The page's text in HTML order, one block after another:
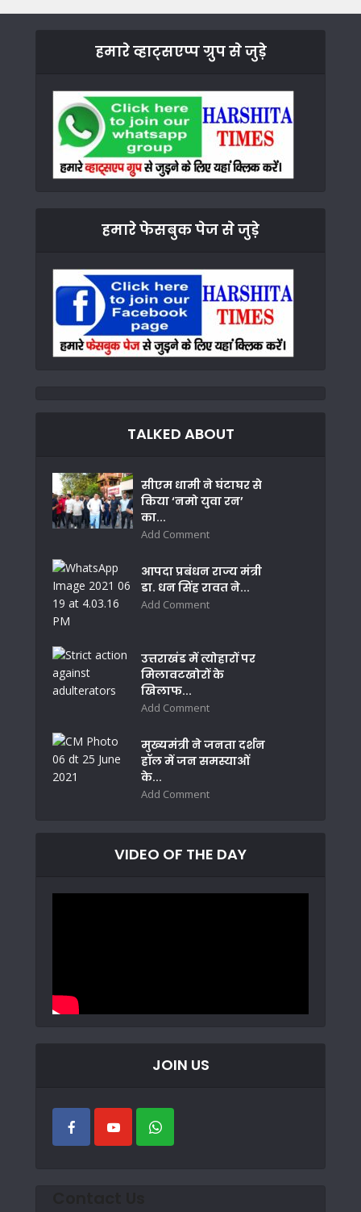
हमारे व्हाट्सएप्प ग्रुप से जुड़े
हमारे फेसबुक पेज से जुड़े
TALKED ABOUT
सीएम धामी ने घंटाघर से
किया ‘नमो युवा रन’
का...
Add Comment
आपदा प्रबंधन राज्य मंत्री
डा. धन सिंह रावत ने...
Add Comment
उत्तराखंड में त्योहारों पर
मिलावटखोरों के
खिलाफ...
Add Comment
मुख्यमंत्री ने जनता दर्शन
हॉल में जन समस्याओं
के...
Add Comment
VIDEO OF THE DAY
JOIN US